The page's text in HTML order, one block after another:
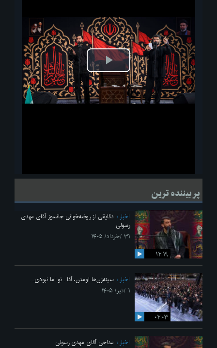
پخش
ویدیو
لحظاتی از قرائت زیارت اربعین امام حسین(ع) در مراسم عزاداری هیئات
پر بیننده ترین
۱۲:۱۹
اخبار
دقایقی از روضه‌خوانی جانسوز آقای مهدی
رسولی
۳۱ /خرداد/ ۱۴۰۵
۰۲:۰۳
اخبار
سینه‌زن‌ها اومدن،‌ آقا.. تو اما نبودی...
۱ /تیر/ ۱۴۰۵
اخبار
مداحی آقای مهدی رسولی